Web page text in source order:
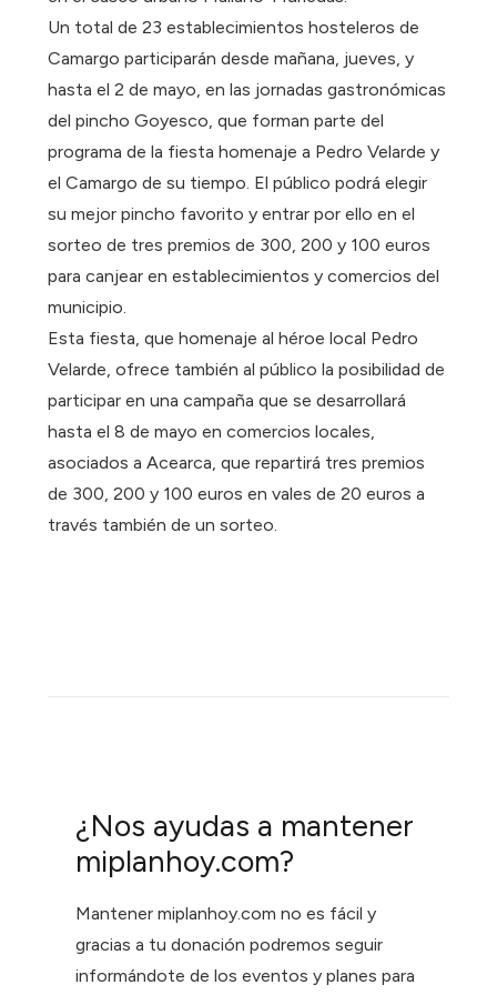
Un total de 23 establecimientos hosteleros de
Camargo participarán desde mañana, jueves, y
hasta el 2 de mayo, en las jornadas gastronómicas
del pincho Goyesco, que forman parte del
programa de la fiesta homenaje a Pedro Velarde y
el Camargo de su tiempo. El público podrá elegir
su mejor pincho favorito y entrar por ello en el
sorteo de tres premios de 300, 200 y 100 euros
para canjear en establecimientos y comercios del
municipio.
Esta fiesta, que homenaje al héroe local Pedro
Velarde, ofrece también al público la posibilidad de
participar en una campaña que se desarrollará
hasta el 8 de mayo en comercios locales,
asociados a Acearca, que repartirá tres premios
de 300, 200 y 100 euros en vales de 20 euros a
través también de un sorteo.
¿Nos ayudas a mantener
miplanhoy.com?
Mantener miplanhoy.com no es fácil y
gracias a tu donación podremos seguir
informándote de los eventos y planes para